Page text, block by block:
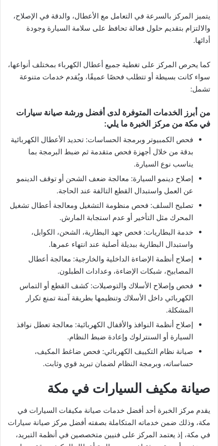
يتميز المركز بالسرعة في التعامل مع الأعطال، والدقة في الإصلاح،
والالتزام بتقديم حلول فعالة تحافظ على سلامة السيارة وجودة
أدائها.
كما يحرص المركز على تغطية جميع أعطال الكهرباء بمختلف أنواعها،
سواء كانت بسيطة أو تتطلب فحصًا عميقًا، ويُقدم خدمات متنوعة
تشمل:
من أبرز الخدمات المتوفرة لدى أفضل ورشة صيانة سيارات
في مكة من مركز الخبرة ما يلي:
فحص الكمبيوتر وبرمجة الحساسات: تحديد الأعطال الكهربائية
بدقة من خلال أجهزة فحص متقدمة ثم ضبط البرمجة بما
يناسب نوع السيارة.
إصلاح دينمو السيارة: معالجة ضعف الشحن أو توقف الدينمو
عن العمل واستبدال القطع التالفة عند الحاجة.
تصليح السلف: فحص منظومة التشغيل ومعالجة أعطال تشغيل
المحرك مثل التأخير أو عدم استجابة المارش.
خدمة البطاريات: فحص جهد البطارية، الشحن، الكوابل،
واستبدال البطارية ببديلة أصلية عند انتهاء عمرها.
إصلاح أنظمة الإضاءة الداخلية والخارجية: معالجة أعطال
المصابيح، شبكات الإضاءة، وعدادات الطبلون.
فحص وإصلاح الأسلاك والتوصيلات: كشف القطع أو التماس
الكهربائي داخل الأسلاك وتنظيمها بطريقة آمنة تمنع تكرار
المشكلة.
إصلاح أنظمة النوافذ والأقفال الكهربائية: معالجة تعطل نوافذ
السيارة أو السنترلوك وإعادة ضبط النظام.
صيانة نظام التكييف الكهربائي: فحص ضاغط المكيف،
حساساته، وبرمجة النظام لضمان تبريد قوي وثابت.
صيانة مكيف السيارات في مكة
يقدم مركز الخبرة أحد أفضل خدمات صيانة مكيفات السيارات في
مكة، وذلك ضمن خدماته المتكاملة بصفته أفضل مركز صيانة سيارات
في مكة، إذ يعتمد المركز على فنيين متخصصين في أنظمة التبريد،